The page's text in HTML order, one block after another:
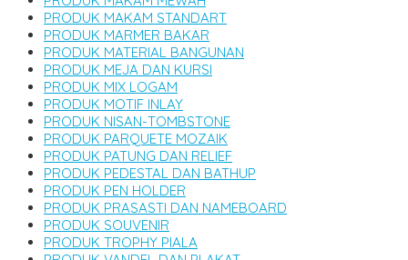
PRODUK MAKAM STANDART
PRODUK MARMER BAKAR
PRODUK MATERIAL BANGUNAN
PRODUK MEJA DAN KURSI
PRODUK MIX LOGAM
PRODUK MOTIF INLAY
PRODUK NISAN-TOMBSTONE
PRODUK PARQUETE MOZAIK
PRODUK PATUNG DAN RELIEF
PRODUK PEDESTAL DAN BATHUP
PRODUK PEN HOLDER
PRODUK PRASASTI DAN NAMEBOARD
PRODUK SOUVENIR
PRODUK TROPHY PIALA